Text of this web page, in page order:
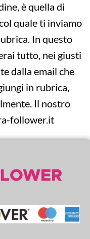
è quella di
quale ti inviamo
In questo
tutto, nei giusti
dalla email che
in rubrica,
Il nostro
follower.it